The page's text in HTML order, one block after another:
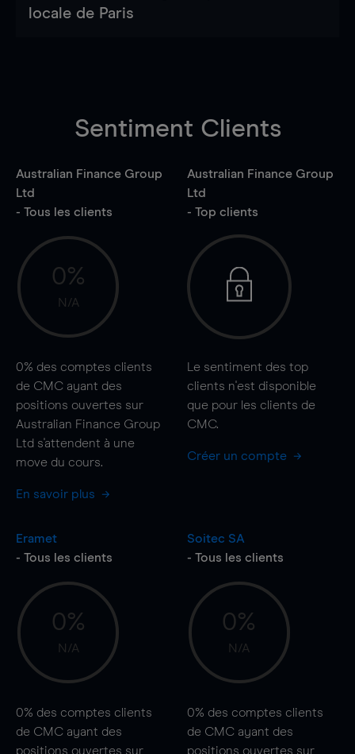
locale de Paris
Sentiment Clients
Australian Finance Group
Ltd
- Tous les clients
0%
N/A
0% des comptes clients
de CMC ayant des
positions ouvertes sur
Australian Finance Group
Ltd s'attendent à une
move du cours.
En savoir plus
Australian Finance Group
Ltd
- Top clients
Le sentiment des top
clients n'est disponible
que pour les clients de
CMC.
Créer un compte
Eramet
- Tous les clients
0%
N/A
0% des comptes clients
de CMC ayant des
positions ouvertes sur
Soitec SA
- Tous les clients
0%
N/A
0% des comptes clients
de CMC ayant des
positions ouvertes sur